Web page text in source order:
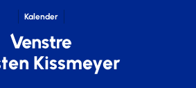
Kalender
Kissmeyer